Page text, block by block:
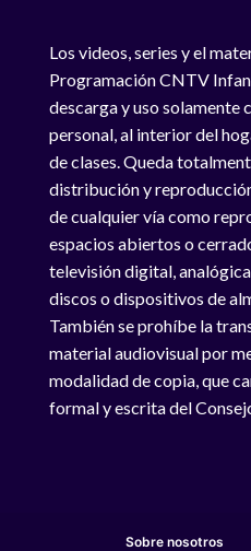
Los videos, series y el
Programación CNTV
descarga y uso solamente
personal, al interior del
de clases. Queda
distribución y
de cualquier vía como
espacios abiertos o
televisión digital,
discos o dispositivos de
También se prohíbe la
material audiovisual por
modalidad de copia, que
formal y escrita del
Sobre nosotros